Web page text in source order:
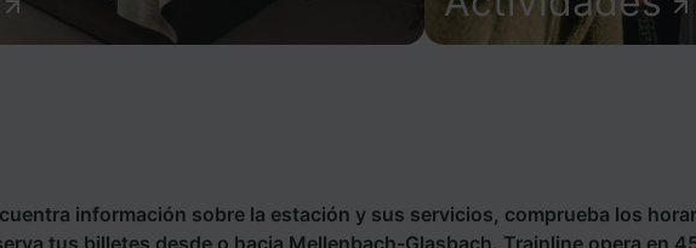
información sobre la estación y sus servicios, comprueba los
tus billetes desde o hacia Mellenbach-Glasbach. Trainline opera en